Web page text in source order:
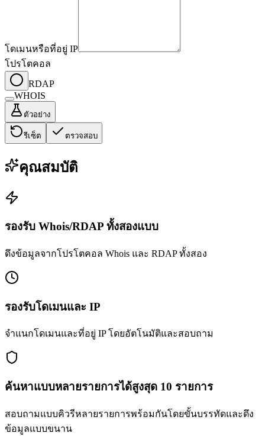
โดเมนหรือที่อยู่ IP
โปรโตคอล
RDAP
WHOIS
ตัวอย่าง
รีเซ็ต ตรวจสอบ
คุณสมบัติ
รองรับ Whois/RDAP ทั้งสองแบบ
ดึงข้อมูลจากโปรโตคอล Whois และ RDAP ทั้งสอง
รองรับโดเมนและ IP
จำแนกโดเมนและที่อยู่ IP โดยอัตโนมัติและสอบถาม
ค้นหาแบบหลายรายการได้สูงสุด 10 รายการ
สอบถามแบบคิวรีหลายรายการพร้อมกันโดยขั้นบรรทัดและดึง
ข้อมูลแบบขนาน